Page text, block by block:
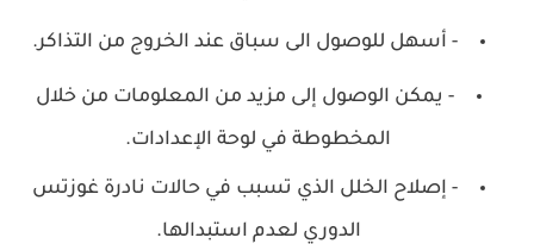
- أسهل للوصول الى سباق عند الخروج من التذاكر.
- يمكن الوصول إلى مزيد من المعلومات من خلال
المخطوطة في لوحة الإعدادات.
- إصلاح الخلل الذي تسبب في حالات نادرة غوزتس
الدوري لعدم استبدالها.